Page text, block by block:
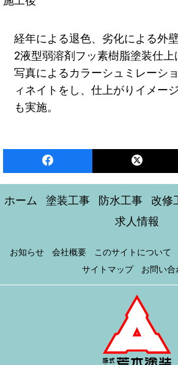
経年による退色、劣化による外壁
2液型弱溶剤フッ素樹脂塗装仕上
写真によるカラーシュミレーシ
ィネイトをし、仕上がりイメー
も実施。
ホーム 塗装工事 防水工事 改修
求人情報
お知らせ 会社概要 このサイトについて
サイトマップ
お問い合